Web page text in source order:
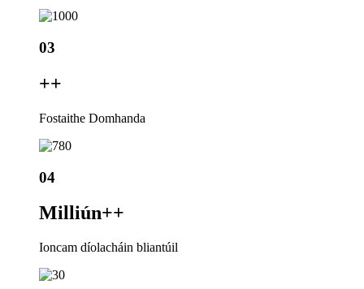
03
++
Fostaithe Domhanda
04
Milliún++
Ioncam díolacháin bliantúil